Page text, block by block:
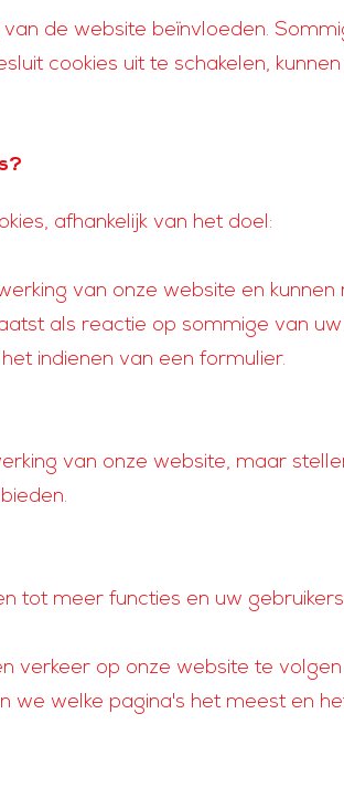
de website beïnvloeden.
cookies uit te schakelen,
afhankelijk van het doel:
van onze website en
als reactie op sommige van
indienen van een formulier.
van onze website, maar
tot meer functies en uw
verkeer op onze website te
we welke pagina's het meest en